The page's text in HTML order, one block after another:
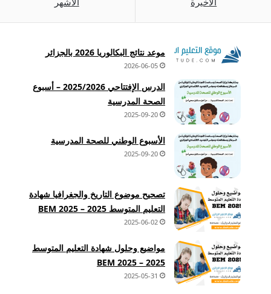
موعد نتائج البكالوريا 2026 بالجزائر
2026-06-05
الدرس الإفتتاحي 2025/2026 – أسبوع
الصحة المدرسية
2025-09-20
الأسبوع الوطني للصحة المدرسية
2025-09-20
تصحيح موضوع التاريخ والجغرافيا شهادة
التعليم المتوسط 2025 – BEM 2025
2025-06-02
مواضيع وحلول شهادة التعليم المتوسط
2025 – BEM 2025
2025-05-31